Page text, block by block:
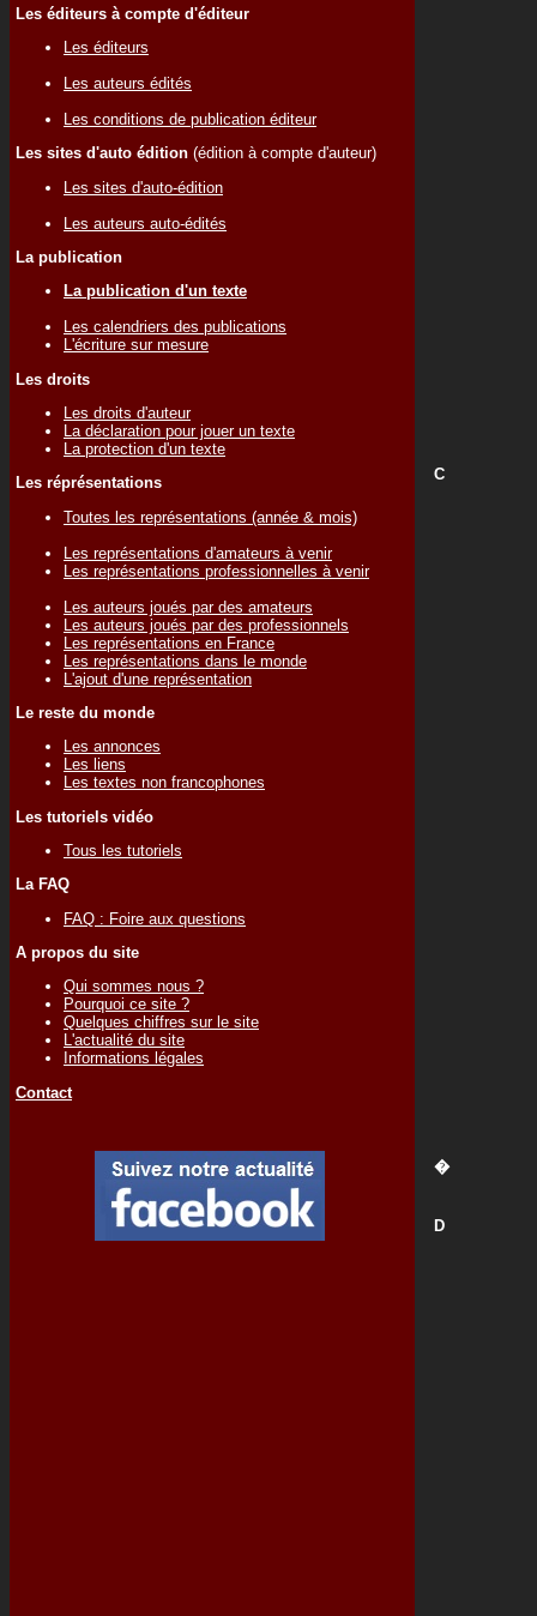
Les éditeurs à compte d'éditeur
Les éditeurs
Les auteurs édités
Les conditions de publication éditeur
Les sites d'auto édition (édition à compte d'auteur)
Les sites d'auto-édition
Les auteurs auto-édités
La publication
La publication d'un texte
Les calendriers des publications
L'écriture sur mesure
Les droits
Les droits d'auteur
La déclaration pour jouer un texte
La protection d'un texte
Les réprésentations
Toutes les représentations (année & mois)
Les représentations d'amateurs à venir
Les représentations professionnelles à venir
Les auteurs joués par des amateurs
Les auteurs joués par des professionnels
Les représentations en France
Les représentations dans le monde
L'ajout d'une représentation
Le reste du monde
Les annonces
Les liens
Les textes non francophones
Les tutoriels vidéo
Tous les tutoriels
La FAQ
FAQ : Foire aux questions
A propos du site
Qui sommes nous ?
Pourquoi ce site ?
Quelques chiffres sur le site
L'actualité du site
Informations légales
Contact
C
�
D